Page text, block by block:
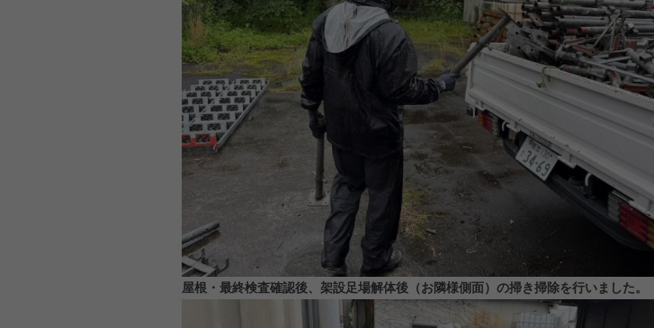
屋根・最終検査確認後、架設足場解体後（お隣様側面）の掃き掃除を行いました。